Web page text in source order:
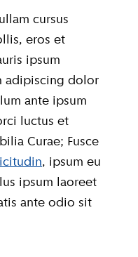
cursus
eros et
ipsum
adipiscing dolor
ante ipsum
luctus et
Curae; Fusce
, ipsum eu
ipsum laoreet
ante odio sit